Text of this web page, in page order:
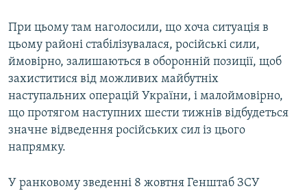
При цьому там наголосили, що хоча ситуація в
цьому районі стабілізувалася, російські сили,
ймовірно, залишаються в оборонній позиції, щоб
захиститися від можливих майбутніх
наступальних операцій України, і малоймовірно,
що протягом наступних шести тижнів відбудеться
значне відведення російських сил із цього
напрямку.
У ранковому зведенні 8 жовтня Генштаб ЗСУ